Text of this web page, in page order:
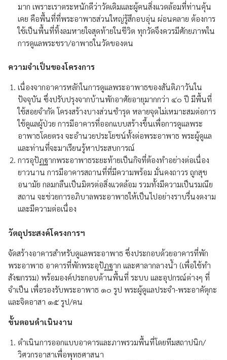
มาก เพราะเราตระหนักดีว่าวัดเดิมและผู้คนสิ่งแวดล้อมที่ท่านคุ้น
เคย คือพื้นที่ที่พระอาพาธส่วนใหญ่รู้สึกอบอุ่น ผ่อนคลาย ต้องการ
ใช้เป็นพื้นที่ทิ้งลมหายใจสุดท้ายในชีวิต ทุกวัดจึงควรมีศักยภาพใน
การดูแลพระชรา/อาพาธในวัดของตน
ความจำเป็นของโครงการ
เนื่องจากอาคารหลักในการดูแลพระอาพาธของสันติภาวันใน
ปัจจุบัน ซึ่งปรับปรุงจากบ้านพักอาศัยอายุมากกว่า ๔๐ ปี มีพื้นที่
ใช้สอยจำกัด โครงสร้างบางส่วนชำรุด หลายจุดไม่เหมาะสมต่อการ
ใช้ดูแลผู้ป่วย การมีอาคารที่ออกแบบสร้างขึ้นเพื่อการดูแลพระ
อาพาธโดยตรง จะอำนวยประโยชน์ทั้งต่อพระอาพาธ พระผู้ดูแล
และท่านที่จะมาเรียนรู้หาประสบการณ์
การอุปัฏฐากพระอาพาธระยะท้ายเป็นกิจที่ต้องทำอย่างต่อเนื่อง
ยาวนาน การมีอาคารสถานที่ที่มีความพร้อม มั่นคงถาวร ถูกสุข
อนามัย กลมกลืนเป็นมิตรต่อสิ่งแวดล้อม รวมทั้งมีความเป็นรมณีย
สถาน จะช่วยการอภิบาลพระอาพาธให้เป็นไปอย่างราบรื่นงดงาม
และมีความต่อเนื่อง
วัตถุประสงค์โครงการฯ
จัดสร้างอาคารสำหรับดูแลพระอาพาธ ซึ่งประกอบด้วยอาคารที่พัก
พระอาพาธ อาคารที่พักพระอุปัฏฐาก และศาลากลางน้ำ (เพื่อใช้ทำ
สังฆกรรม) พร้อมองค์ประกอบด้านพื้นที่ ระบบ และอุปกรณ์ต่างๆ ที่
จำเป็น เพื่อรองรับพระอาพาธ ๑๐ รูป พระผู้ดูแลประจำ-พระอาคัตุกะ
และจิตอาสา ๑๕ รูป/คน
ขั้นตอนดำเนินงาน
ดำเนินการออกแบบอาคารและภาพรวมพื้นที่โดยทีมสถาปนิก/
วิศวกรอาสาเพื่อพุทธศาสนา